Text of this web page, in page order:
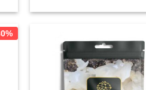
wynosiła:€20,27.